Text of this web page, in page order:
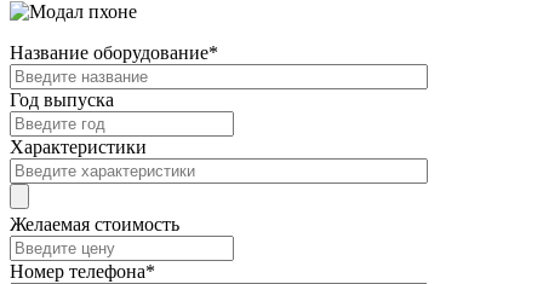
Название оборудование*
Год выпуска
Характеристики
Желаемая стоимость
Номер телефона*